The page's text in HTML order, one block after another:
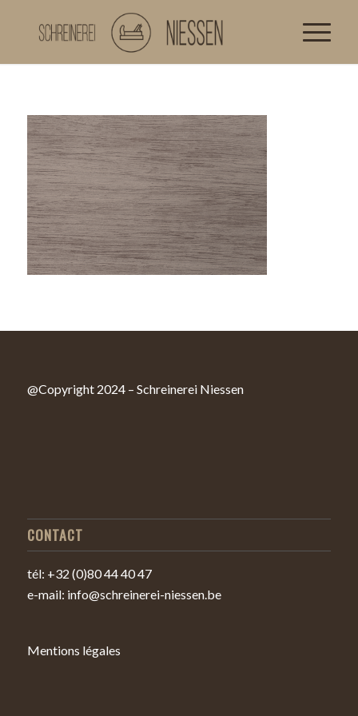
@Copyright 2024 – Schreinerei Niessen
CONTACT
tél: +32 (0)80 44 40 47
e-mail: info@schreinerei-niessen.be
Mentions légales